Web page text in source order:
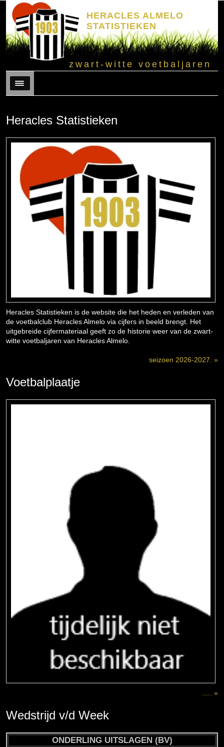
HERACLES ALMELO
STATISTIEKEN
zwart-witte voetbaljaren
Menu
Heracles Statistieken
Heracles Statistieken is de website die het heden en verleden van
de voetbalclub Heracles Almelo via cijfers in beeld brengt. Het
uitgebreide cijfermateriaal geeft zo de historie weer van de zwart-
witte voetbaljaren van Heracles Almelo.
seizoen 2026-2027. »
Voetbalplaatje
..... »
Wedstrijd v/d Week
ONDERLING UITSLAGEN (BV)